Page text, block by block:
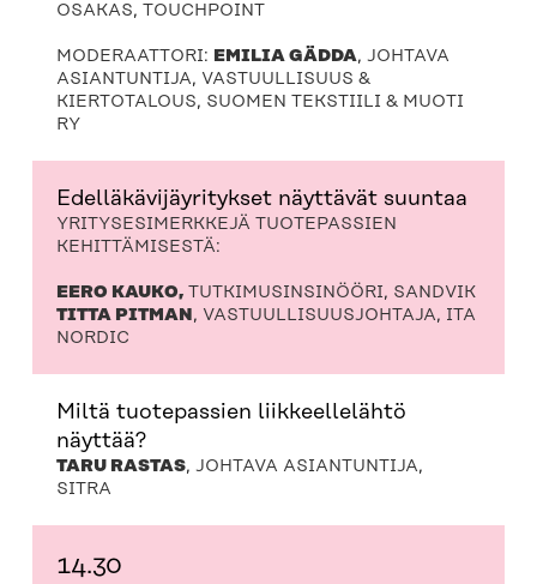
OSAKAS, TOUCHPOINT
MODERAATTORI: EMILIA GÄDDA, JOHTAVA
ASIANTUNTIJA, VASTUULLISUUS &
KIERTOTALOUS, SUOMEN TEKSTIILI & MUOTI
RY
Edelläkävijäyritykset näyttävät suuntaa
YRITYSESIMERKKEJÄ TUOTEPASSIEN
KEHITTÄMISESTÄ:
EERO KAUKO,TUTKIMUSINSINÖÖRI, SANDVIK
TITTA PITMAN, VASTUULLISUUSJOHTAJA, ITA
NORDIC
Miltä tuotepassien liikkeellelähtö
näyttää?
TARU RASTAS, JOHTAVA ASIANTUNTIJA,
SITRA
14.30